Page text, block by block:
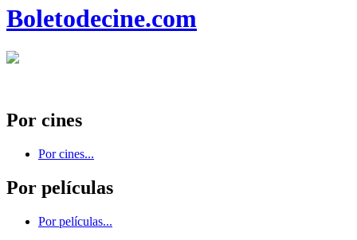
Boletodecine.com
Por cines
Por cines...
Por películas
Por películas...